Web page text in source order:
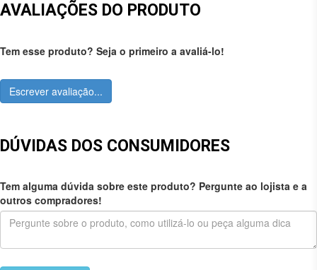
AVALIAÇÕES DO PRODUTO
Tem esse produto? Seja o primeiro a avaliá-lo!
Escrever avaliação...
DÚVIDAS DOS CONSUMIDORES
Tem alguma dúvida sobre este produto? Pergunte ao lojista e a
outros compradores!